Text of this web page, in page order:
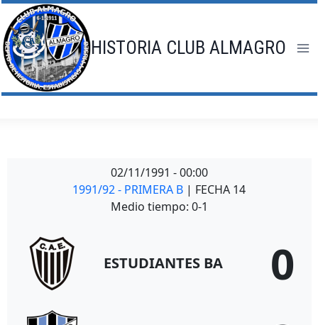
Saltar
al
contenido
HISTORIA CLUB ALMAGRO
02/11/1991 - 00:00
1991/92 - PRIMERA B | FECHA 14
Medio tiempo: 0-1
ESTUDIANTES BA 0